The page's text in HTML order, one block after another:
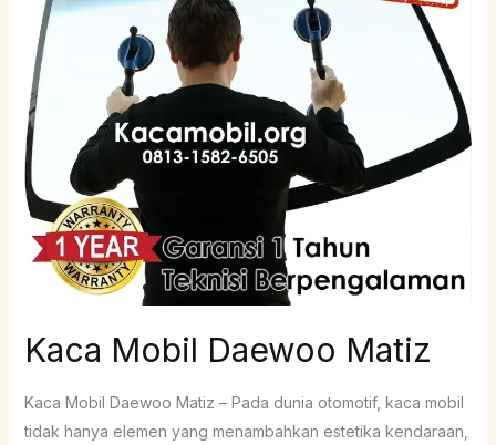
Kaca Mobil Daewoo Matiz
Kaca Mobil Daewoo Matiz – Pada dunia otomotif, kaca mobil
tidak hanya elemen yang menambahkan estetika kendaraan,
Matiz